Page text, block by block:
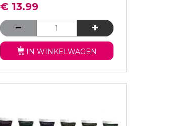
€ 13.99
IN WINKELWAGEN